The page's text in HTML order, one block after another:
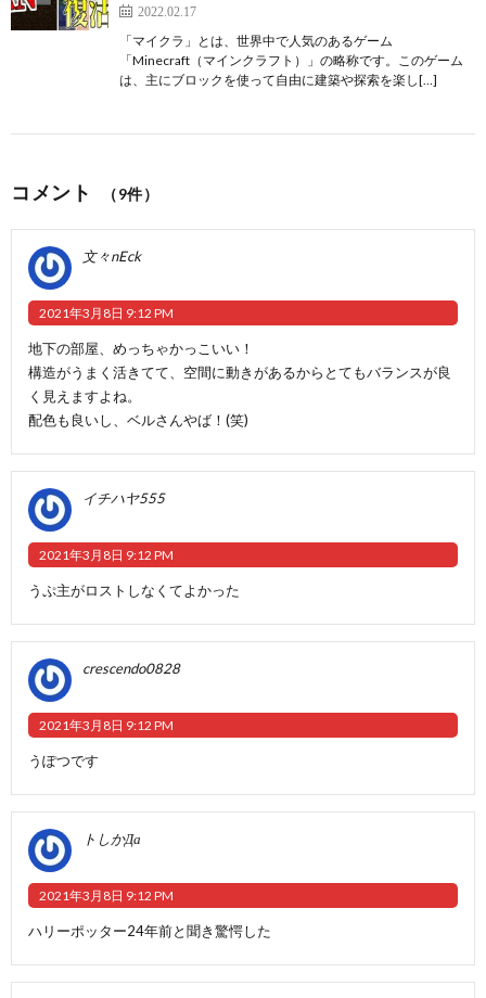
2022.02.17
「マイクラ」とは、世界中で人気のあるゲーム
「Minecraft（マインクラフト）」の略称です。このゲーム
は、主にブロックを使って自由に建築や探索を楽し[…]
コメント （9件）
文々nEck
2021年3月8日 9:12 PM
地下の部屋、めっちゃかっこいい！
構造がうまく活きてて、空間に動きがあるからとてもバランスが良
く見えますよね。
配色も良いし、ベルさんやば！(笑)
イチハヤ555
2021年3月8日 9:12 PM
うぷ主がロストしなくてよかった
crescendo0828
2021年3月8日 9:12 PM
うぽつです
トしかДа
2021年3月8日 9:12 PM
ハリーポッター24年前と聞き驚愕した